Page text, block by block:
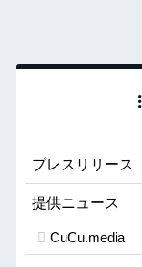
プレスリリース
提供ニュース
CuCu.media